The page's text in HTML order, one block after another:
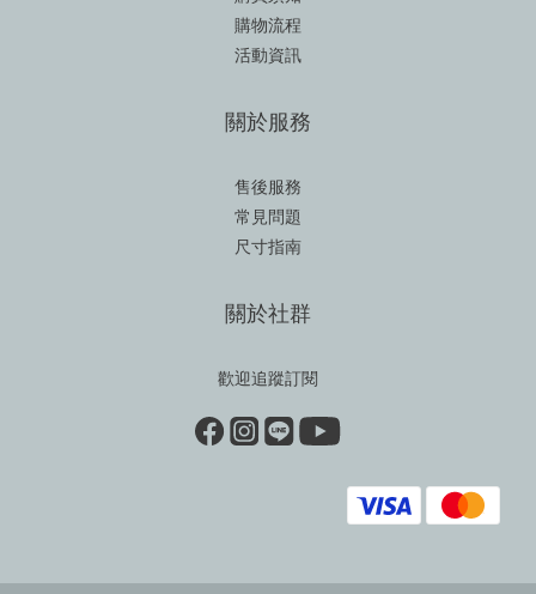
購物流程
活動資訊
關於服務
售後服務
常見問題
尺寸指南
關於社群
歡迎追蹤訂閱